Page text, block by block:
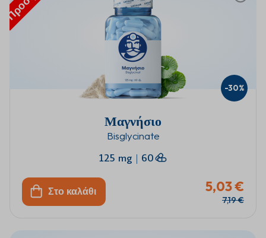
Μαγνήσιο
Bisglycinate
125 mg | 60
Στο καλάθι 5,03 €
7,19 €
-30%